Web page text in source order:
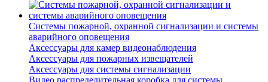
Системы пожарной, охранной сигнализации и системы
аварийного оповещения
Аксессуары для камер видеонаблюдения
Аксессуары для пожарных извещателей
Аксессуары для системы сигнализации
Видео распределительная коробка для системы